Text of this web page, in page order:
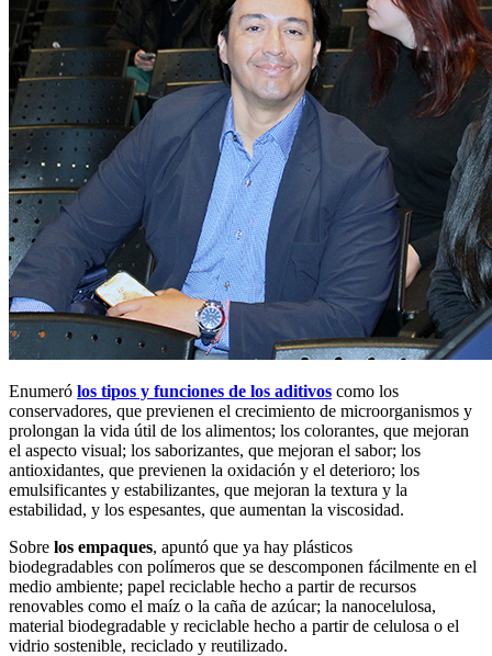
Enumeró los tipos y funciones de los aditivos como los
conservadores, que previenen el crecimiento de microorganismos y
prolongan la vida útil de los alimentos; los colorantes, que mejoran
el aspecto visual; los saborizantes, que mejoran el sabor; los
antioxidantes, que previenen la oxidación y el deterioro; los
emulsificantes y estabilizantes, que mejoran la textura y la
estabilidad, y los espesantes, que aumentan la viscosidad.
Sobre los empaques, apuntó que ya hay plásticos
biodegradables con polímeros que se descomponen fácilmente en el
medio ambiente; papel reciclable hecho a partir de recursos
renovables como el maíz o la caña de azúcar; la nanocelulosa,
material biodegradable y reciclable hecho a partir de celulosa o el
vidrio sostenible, reciclado y reutilizado.